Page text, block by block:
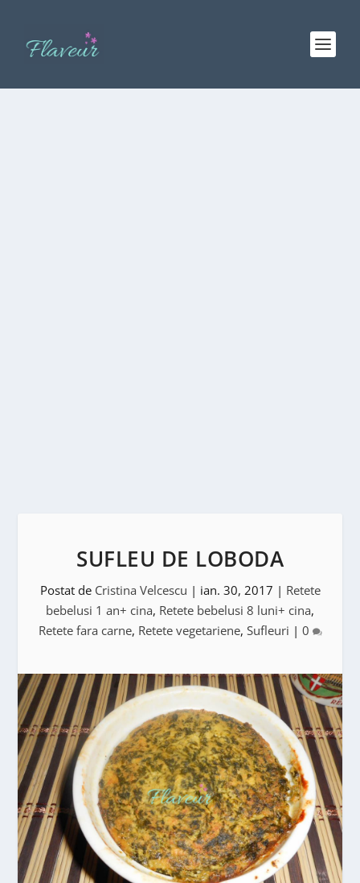
SUFLEU DE LOBODA
Postat de Cristina Velcescu | ian. 30, 2017 | Retete
bebelusi 1 an+ cina, Retete bebelusi 8 luni+ cina,
Retete fara carne, Retete vegetariene, Sufleuri | 0